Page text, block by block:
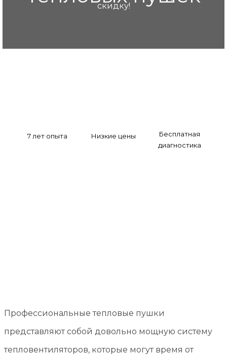
скидку!
7 лет опыта Низкие цены
Бесплатная
диагностика
Профессиональные тепловые пушки
представляют собой довольно мощную систему
тепловентиляторов, которые могут время от